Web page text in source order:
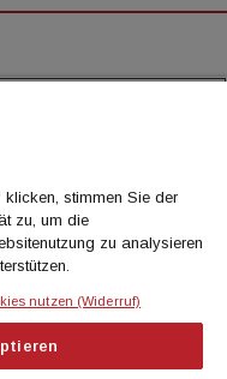
Rechte
klicken, stimmen Sie der
zu, um die
zu analysieren
nutzen (Widerruf)